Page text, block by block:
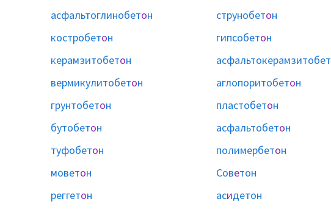
асфальтоглинобетон струнобетон
костробетон гипсобетон
керамзитобетон асфальтокерамзитобет
вермикулитобетон аглопоритобетон
грунтобетон пластобетон
бутобетон асфальтобетон
туфобетон полимербетон
моветон Советон
реггетон асидетон